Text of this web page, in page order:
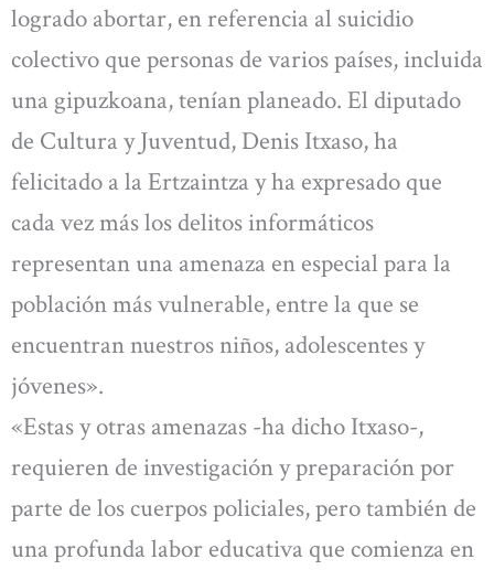
logrado abortar, en referencia al suicidio
colectivo que personas de varios países, incluida
una gipuzkoana, tenían planeado. El diputado
de Cultura y Juventud, Denis Itxaso, ha
felicitado a la Ertzaintza y ha expresado que
cada vez más los delitos informáticos
representan una amenaza en especial para la
población más vulnerable, entre la que se
encuentran nuestros niños, adolescentes y
jóvenes».
«Estas y otras amenazas -ha dicho Itxaso-,
requieren de investigación y preparación por
parte de los cuerpos policiales, pero también de
una profunda labor educativa que comienza en